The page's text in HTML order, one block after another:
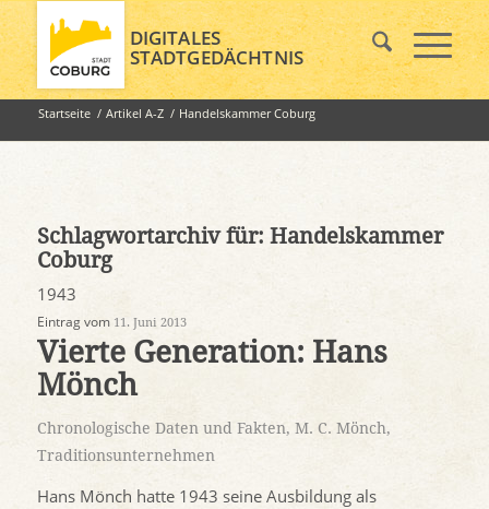
DIGITALES
STADTGEDÄCHTNIS
Startseite / Artikel A-Z / Handelskammer Coburg
Schlagwortarchiv für: Handelskammer
Coburg
1943
Eintrag vom 11. Juni 2013
Vierte Generation: Hans
Mönch
Chronologische Daten und Fakten, M. C. Mönch,
Traditionsunternehmen
Hans Mönch hatte 1943 seine Ausbildung als